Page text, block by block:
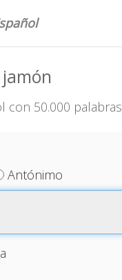
con 50.000 palabras
Antónimo